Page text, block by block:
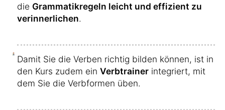
die Grammatikregeln leicht und effizient zu
verinnerlichen.
Damit Sie die Verben richtig bilden können, ist in
den Kurs zudem ein Verbtrainer integriert, mit
dem Sie die Verbformen üben.